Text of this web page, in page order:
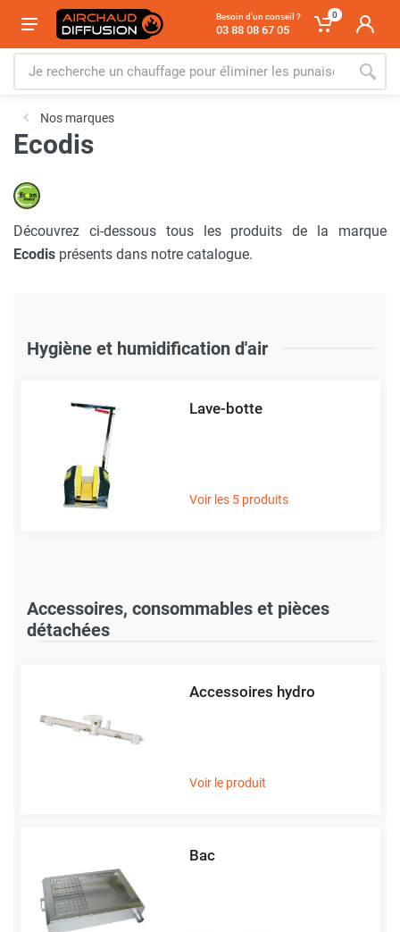
Besoin d'un conseil ?
03 88 08 67 05
0
Nos marques
Ecodis
Découvrez ci-dessous tous les produits de la marque
Ecodis présents dans notre catalogue.
Hygiène et humidification d'air
Lave-botte
Voir les 5 produits
Accessoires, consommables et pièces
détachées
Accessoires hydro
Voir le produit
Bac